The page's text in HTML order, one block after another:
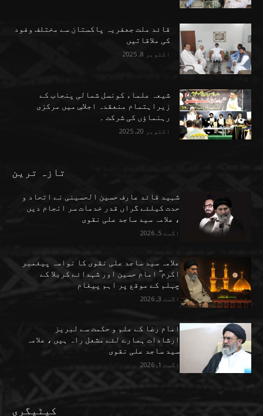
قائد ملت جعفریہ پاکستان سے مختلف وفود
کی ملاقاتیں
اکتوبر 8, 2025
شیعہ علماء کونسل شمالی پنجاب کے
زیراہتمام منعقدہ اجلاسِ میں مرکزی
رہنماؤں کی شرکت ۔
اکتوبر 20, 2025
تازہ ترین
شہید قائد عارف حسین الحسینی نے اتحاد و
حدت کیلئے گراں قدر خدمات سر انجام دیں
، علامہ سید ساجد علی نقوی
اگست 5, 2026
علامہ سید ساجد علی نقوی کا نواسہ پیغمبر
اکرم ۖ امام حسین اور شہدائے کربلا کے
چہلم کے موقع پر اہم پیغام
اگست 3, 2026
امام رضا کے علم و حکمت سے لبریز
ارشادات ہمارے لئے مشعل راہ ہیں ، علامہ
سید ساجد علی نقوی
اگست 1, 2026
کیٹیگری